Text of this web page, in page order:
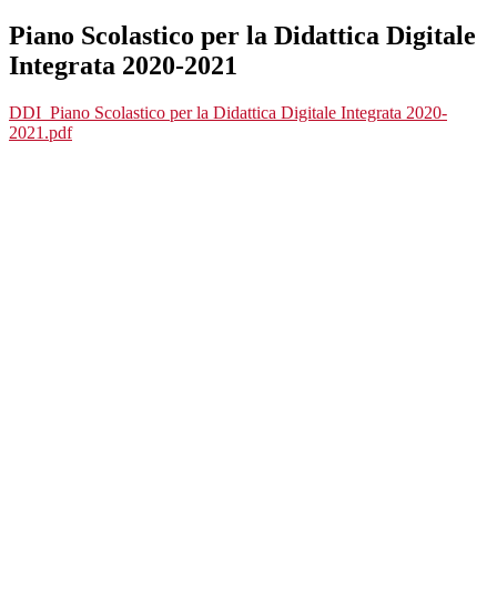
Piano Scolastico per la Didattica Digitale
Integrata 2020-2021
DDI_Piano Scolastico per la Didattica Digitale Integrata 2020-
2021.pdf